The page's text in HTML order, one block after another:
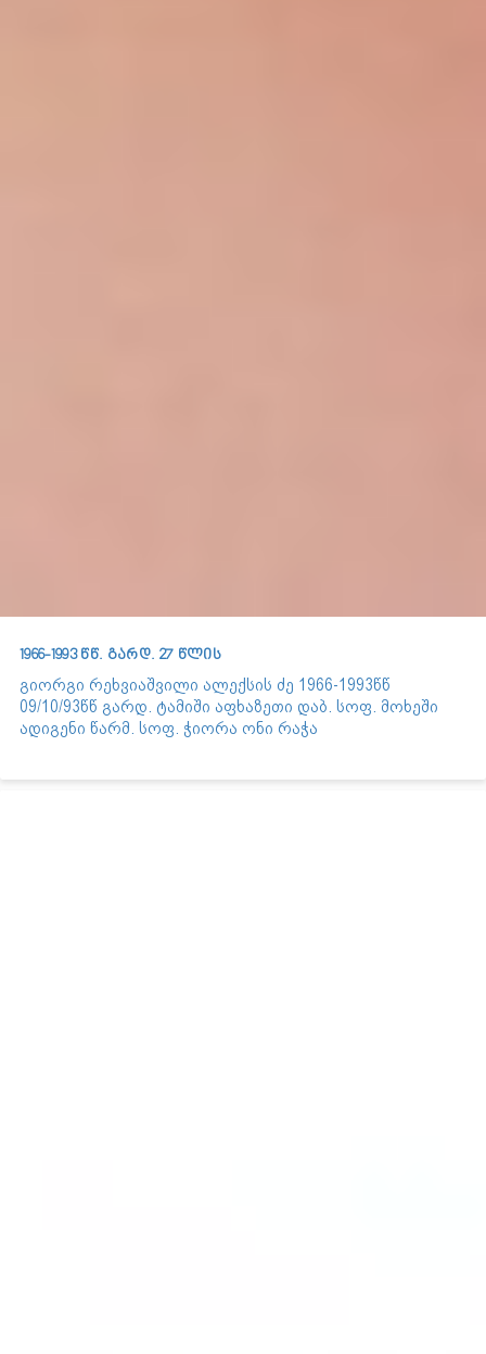
1966-1993 წწ. გარდ. 27 წლის
გიორგი რეხვიაშვილი ალექსის ძე 1966-1993წწ
09/10/93წწ გარდ. ტამიში აფხაზეთი დაბ. სოფ. მოხეში
ადიგენი წარმ. სოფ. ჭიორა ონი რაჭა